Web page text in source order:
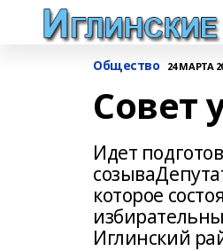
Общество 24 МАРТА
Совет
Идет
которое
Иглинский